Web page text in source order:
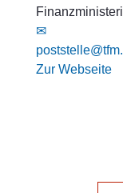
✉
Zur Webseite